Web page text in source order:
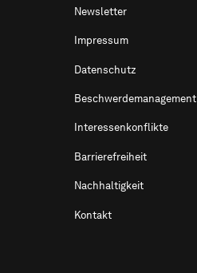
Newsletter
Impressum
Datenschutz
Beschwerdemanagement
Interessenkonflikte
Barrierefreiheit
Nachhaltigkeit
Kontakt